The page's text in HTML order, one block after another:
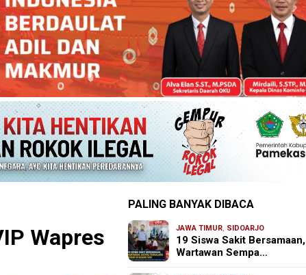
Wapres
PALING BANYAK DIBACA
JAWA TIMUR, SIDOARJO
19 Siswa Sakit Bersamaan,
Wartawan Sempa…